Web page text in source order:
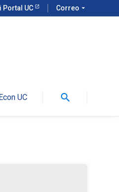
Portal UC Correo arrow_drop_down
UC search